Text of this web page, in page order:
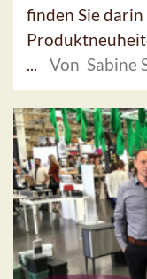
finden Sie
...
Von Sabine